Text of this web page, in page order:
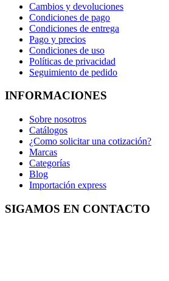
Cambios y devoluciones
Condiciones de pago
Condiciones de entrega
Pago y precios
Condiciones de uso
Políticas de privacidad
Seguimiento de pedido
INFORMACIONES
Sobre nosotros
Catálogos
¿Como solicitar una cotización?
Marcas
Categorías
Blog
Importación express
SIGAMOS EN CONTACTO